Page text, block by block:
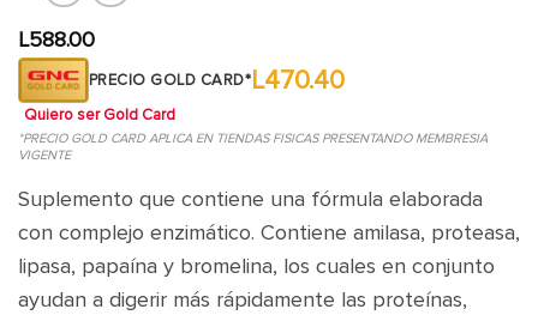
L588.00
PRECIO GOLD CARD*L470.40
Quiero ser Gold Card
*PRECIO GOLD CARD APLICA EN TIENDAS FISICAS PRESENTANDO MEMBRESIA
VIGENTE
Suplemento que contiene una fórmula elaborada
con complejo enzimático. Contiene amilasa, proteasa,
lipasa, papaína y bromelina, los cuales en conjunto
ayudan a digerir más rápidamente las proteínas,